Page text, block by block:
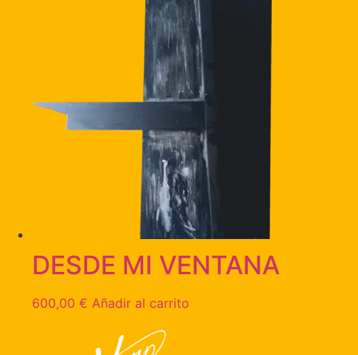
DESDE MI VENTANA
600,00 € Añadir al carrito